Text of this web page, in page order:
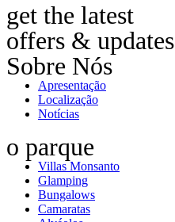
get the latest
offers & updates
Sobre Nós
Apresentação
Localização
Notícias
o parque
Villas Monsanto
Glamping
Bungalows
Camaratas